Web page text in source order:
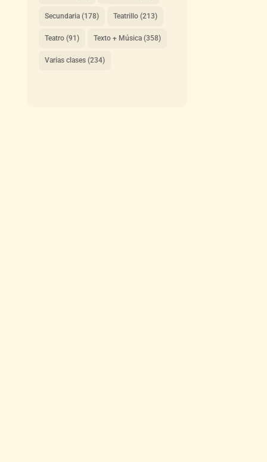
Secundaria(178) Teatrillo(213)
Teatro(91) Texto + Música(358)
Varias clases(234)